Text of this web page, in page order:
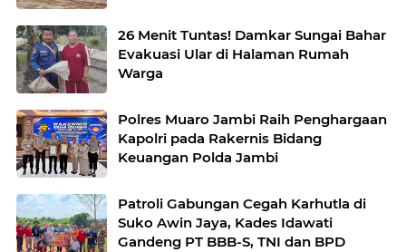
26 Menit Tuntas! Damkar Sungai Bahar
Evakuasi Ular di Halaman Rumah
Warga
Polres Muaro Jambi Raih Penghargaan
Kapolri pada Rakernis Bidang
Keuangan Polda Jambi
Patroli Gabungan Cegah Karhutla di
Suko Awin Jaya, Kades Idawati
Gandeng PT BBB-S, TNI dan BPD